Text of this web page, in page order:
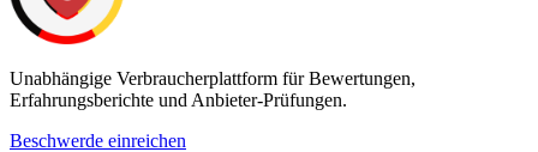
Unabhängige Verbraucherplattform für Bewertungen,
Erfahrungsberichte und Anbieter-Prüfungen.
Beschwerde einreichen